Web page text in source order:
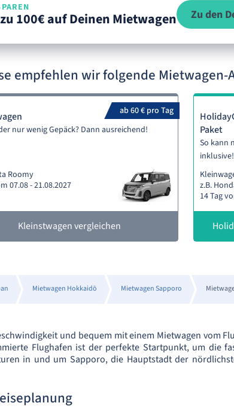
100€ auf Deinen Mietwagen Zu den
empfehlen wir folgende Mietwagen-
ab 60 € pro Tag
nur wenig Gepäck? Dann ausreichend!
Roomy
07.08 - 21.08.2027
Kleinstwagen vergleichen
Paket
So kann
inklusive!
z.B.
14 Tag
Mietwagen Hokkaidō Mietwagen Sapporo
und bequem mit einem Mietwagen vom
Flughafen ist der perfekte Startpunkt, um die
in und um Sapporo, die Hauptstadt der